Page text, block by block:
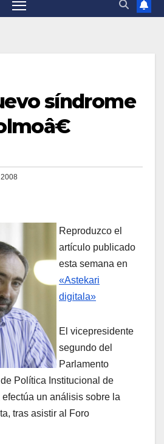
sí­ndrome
2008
Reproduzco el
artí­culo publicado
esta semana en
«Astekari
digitala»
El vicepresidente
segundo del
Parlamento
Polí­tica Institucional de
un análisis sobre la
tras asistir al Foro